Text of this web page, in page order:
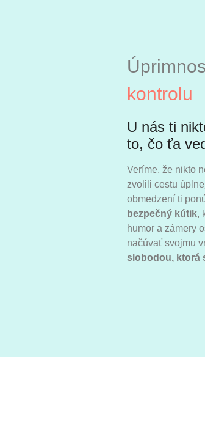
kontrolu
U nás ti
to, čo ťa
Veríme, že nikto
zvolili cestu
obmedzení ti
bezpečný kútik,
humor a zámery
načúvať svojmu
slobodou, ktorá